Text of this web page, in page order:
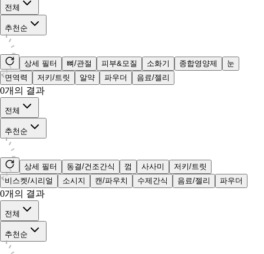
전체
추천순
상세 필터 뼈/관절 피부&모질 소화기 종합영양제
눈
면역력
저키/트릿 알약 파우더 음료/젤리
0개의 결과
전체
추천순
상세 필터 동결/건조간식 껌 사사미
저키/트릿
비스켓/시리얼
소시지 캔/파우치 수제간식 음료/젤리 파우더
0개의 결과
전체
추천순